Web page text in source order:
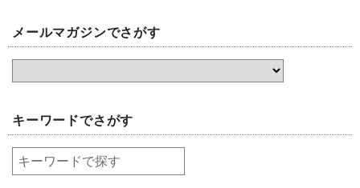
メールマガジンでさがす
キーワードでさがす